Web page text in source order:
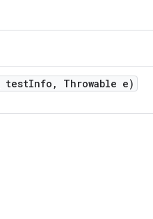
testInfo , Throwable e)